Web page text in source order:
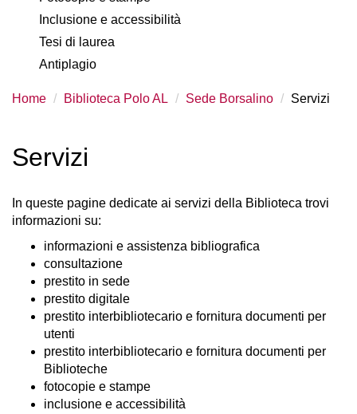
Inclusione e accessibilità
Tesi di laurea
Antiplagio
Home Biblioteca Polo AL Sede Borsalino Servizi
Servizi
In queste pagine dedicate ai servizi della Biblioteca trovi
informazioni su:​
informazioni e assistenza bibliografica
consultazione
prestito in sede
prestito digitale
prestito interbibliotecario e fornitura documenti per
utenti
prestito interbibliotecario e fornitura documenti per
Biblioteche
fotocopie e stampe
inclusione e accessibilità